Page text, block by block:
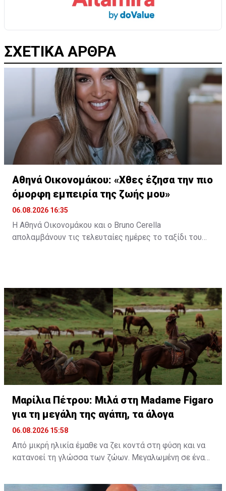
ΣΧΕΤΙΚΑ ΑΡΘΡΑ
Αθηνά Οικονομάκου: «Χθες έζησα την πιο
όμορφη εμπειρία της ζωής μου»
06.08.2026 16:35
Η Αθηνά Οικονομάκου και ο Bruno Cerella
απολαμβάνουν τις τελευταίες ημέρες το ταξίδι του
εμπειρία την κολύμβηση στον ωκεανό δίπλα σε
εντυπωσιακές πτεροφάλαινες.
Διαβάστε περισσότερα στο madamefigaro.cy
Διαβάστε επίσης:Μαρίλια Πέτρου: Μιλά στη Madame
Figaro για τη μεγάλη της αγάπη, τα άλογα
Μαρίλια Πέτρου: Μιλά στη Madame Figaro
για τη μεγάλη της αγάπη, τα άλογα
06.08.2026 15:58
Από μικρή ηλικία έμαθε να ζει κοντά στη φύση και να
κατανοεί τη γλώσσα των ζώων. Μεγαλωμένη σε ένα
γύρω της δεν ήταν απλώς μια παιδική ανάμνηση, αλλά